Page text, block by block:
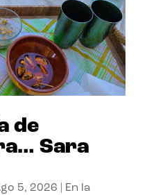
de
Sara
5, 2026
En la